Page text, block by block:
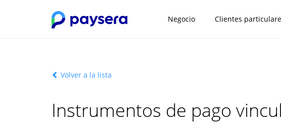
Negocio Clientes
Volver a la lista
Instrumentos de pago